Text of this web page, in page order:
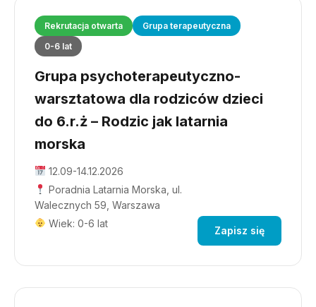
Rekrutacja otwarta
Grupa terapeutyczna
0-6 lat
Grupa psychoterapeutyczno-
warsztatowa dla rodziców dzieci
do 6.r.ż – Rodzic jak latarnia
morska
12.09-14.12.2026
Poradnia Latarnia Morska, ul.
Walecznych 59, Warszawa
Wiek: 0-6 lat
Zapisz się